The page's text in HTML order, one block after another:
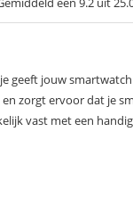
geeft jouw
zorgt ervoor dat je
vast met een